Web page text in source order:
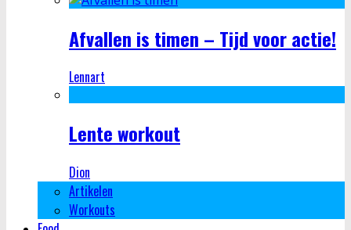
Afvallen is timen – Tijd voor actie!
Lennart
Lente workout
Dion
Artikelen
Workouts